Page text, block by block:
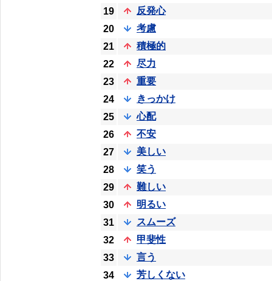
19
反発心
20
考慮
21
積極的
22
尽力
23
重要
24
きっかけ
25
心配
26
不安
27
美しい
28
笑う
29
難しい
30
明るい
31
スムーズ
32
甲斐性
33
言う
34
芳しくない